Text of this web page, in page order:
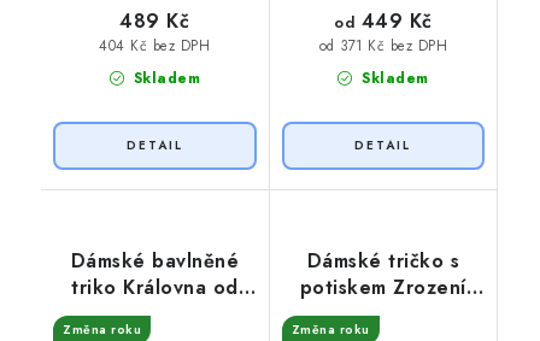
Skladem
404 Kč bez DPH
489 Kč
Skladem
od 371 Kč bez DPH
od 449 Kč
Dámské bavlněné
triko Královna od
roku
Změna roku
Dámské tričko s
potiskem Zrození
legendy
Změna roku